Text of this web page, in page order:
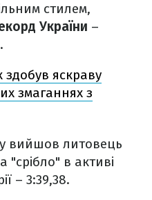
стилем,
України –
.
здобув яскраву
змаганнях з
вийшов литовець
"срібло" в активі
– 3:39,38.